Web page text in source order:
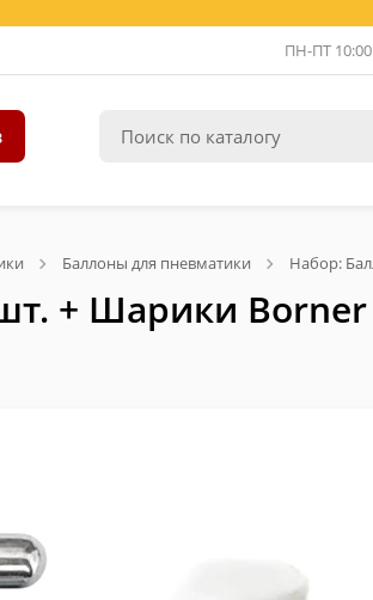
ПН-ПТ 10:00
Баллоны для пневматики Набор:
+ Шарики